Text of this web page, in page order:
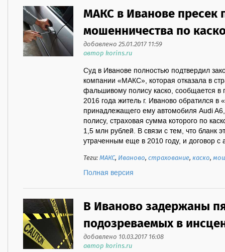
МАКС в Иванове пресек
мошенничества по
добавлено 25.01.2017 11:59
автор korins.ru
Суд в Иванове полностью подтвердил
компании «МАКС», которая отказала в
фальшивому полису каско, сообщается в
2016 года житель г. Иваново обратился
принадлежащего ему автомобиля Audi
полису, страховая сумма которого по
1,5 млн рублей. В связи с тем, что бланк
утраченным еще в 2010 году, и договор с
Теги:МАКС, Иваново,страхование,каско,
Полная версия
В Иваново задержаны
подозреваемых в
добавлено 10.03.2017 16:08
автор korins.ru